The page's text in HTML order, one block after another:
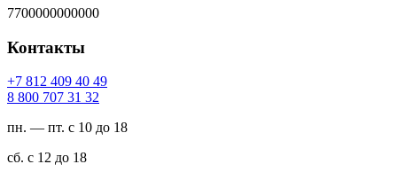
7700000000000
Контакты
94 04 904 218 7+
23 13 707 008 8
пн. — пт. с 10 до 18
сб. с 12 до 18